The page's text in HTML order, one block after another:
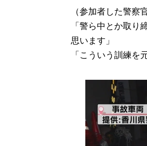
（参加者した警察
「警ら中とか取り
思います」
「こういう訓練を